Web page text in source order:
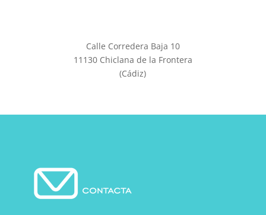
Calle Corredera Baja 10
11130 Chiclana de la Frontera
(Cádiz)